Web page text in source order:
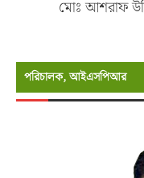
মোঃ আশরাফ
পরিচালক, আইএসপিআর